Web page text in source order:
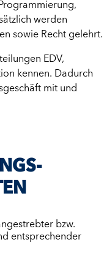
werden
sowie Recht gelehrt.
EDV,
kennen. Dadurch
mit und
bzw.
entsprechender